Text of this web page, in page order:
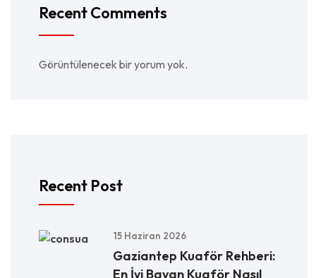
Recent Comments
Görüntülenecek bir yorum yok.
Recent Post
15 Haziran 2026
Gaziantep Kuaför Rehberi:
En İyi Bayan Kuaför Nasıl